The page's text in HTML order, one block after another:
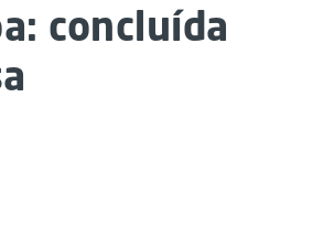
concluída